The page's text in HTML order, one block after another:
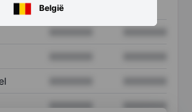
België
XXXXXXX
XXXXXXX